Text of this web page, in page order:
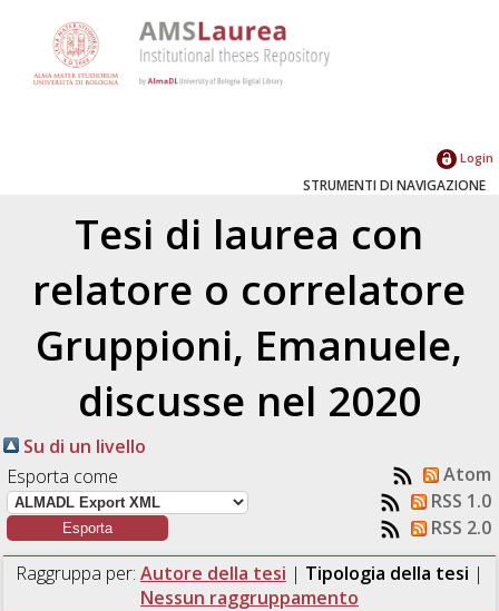
Login
STRUMENTI DI NAVIGAZIONE
Tesi di laurea con
relatore o correlatore
Gruppioni, Emanuele,
discusse nel 2020
Su di un livello
Esporta come
Atom
RSS 1.0
RSS 2.0
Raggruppa per: Autore della tesi | Tipologia della tesi |
Nessun raggruppamento